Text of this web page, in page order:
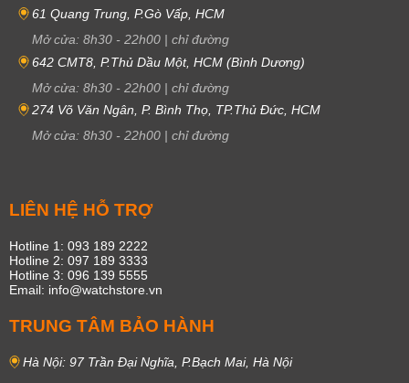
61 Quang Trung, P.Gò Vấp, HCM
Mở cửa: 8h30 - 22h00 | chỉ đường
642 CMT8, P.Thủ Dầu Một, HCM (Bình Dương)
Mở cửa: 8h30 - 22h00 | chỉ đường
274 Võ Văn Ngân, P. Bình Thọ, TP.Thủ Đức, HCM
Mở cửa: 8h30 - 22h00 | chỉ đường
LIÊN HỆ HỖ TRỢ
Hotline 1: 093 189 2222
Hotline 2: 097 189 3333
Hotline 3: 096 139 5555
Email: info@watchstore.vn
TRUNG TÂM BẢO HÀNH
Hà Nội: 97 Trần Đại Nghĩa, P.Bạch Mai, Hà Nội